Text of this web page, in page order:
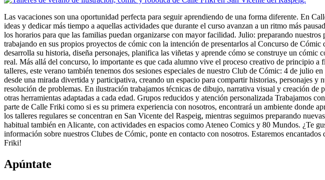
Las vacaciones son una oportunidad perfecta para seguir aprendiendo de una forma diferente. En
ideas y dedicar más tiempo a aquellas actividades que durante el curso avanzan a un ritmo más
los horarios para que las familias puedan organizarse con mayor facilidad. Julio: preparando
trabajando en sus propios proyectos de cómic con la intención de presentarlos al Concurso de
desarrolla su historia, diseña personajes, planifica las viñetas y aprende cómo se construye un
real. Más allá del concurso, lo importante es que cada alumno vive el proceso creativo de principio
talleres, este verano también tenemos dos sesiones especiales de nuestro Club de Cómic: 4 de julio
desde una mirada divertida y participativa, creando un espacio para compartir historias, personajes
resolución de problemas. En ilustración trabajamos técnicas de dibujo, narrativa visual y creación
otras herramientas adaptadas a cada edad. Grupos reducidos y atención personalizada Trabajamos
parte de Calle Friki como si es su primera experiencia con nosotros, encontrará un ambiente donde
los talleres regulares se concentran en San Vicente del Raspeig, mientras seguimos preparando
habitual también en Alicante, con actividades en espacios como Ateneo Comics y 80 Mundos. ¿Te
información sobre nuestros Clubes de Cómic, ponte en contacto con nosotros. Estaremos
Friki!
Apúntate